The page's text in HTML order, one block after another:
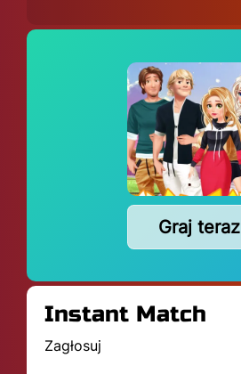
Graj teraz
Instant Match
Zagłosuj